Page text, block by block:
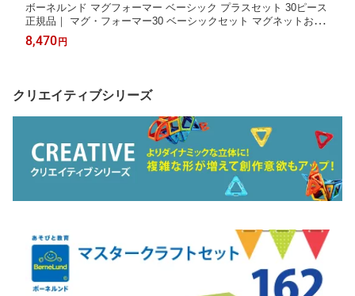
ボーネルンド マグフォーマー ベーシック プラスセット 30ピース
正規品｜ マグ・フォーマー30 ベーシックセット マグネットおも
しゃ ブロック 磁石 パズル 知育玩具 お誕生祝 ギフト クリスマス
ボーネルンド日本正規品
8,470円
クリエイティブシリーズ